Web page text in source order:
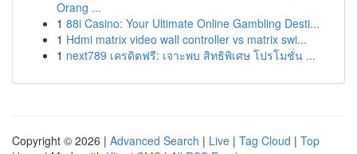
Orang ...
1 88i Casino: Your Ultimate Online Gambling Desti...
1 Hdmi matrix video wall controller vs matrix swi...
1 next789 เครดิตฟรี: เจาะพบ สิทธิพิเศษ โปรโมชั่น ...
Copyright © 2026 | Advanced Search | Live | Tag Cloud | Top